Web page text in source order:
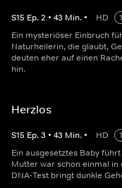
S15 Ep.2 • 43 Min. • HD
Ein mysteriöser Einbruch
Naturheilerin, die glaubt,
deuten eher auf einen
hin.
Herzlos
S15 Ep.3 • 43 Min. • HD
Ein ausgesetztes Baby
Mutter war schon einmal in
DNA-Test bringt dunkle